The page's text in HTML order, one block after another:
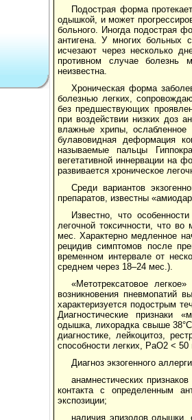
Подострая форма
одышкой, и может
больного. Иногда подострая
антигена. У многих больных
исчезают через несколько
противном случае болезнь
неизвестна.
Хроническая форма
болезнью легких,
без предшествующих
при воздействии низких доз
влажные хрипы, ослабленное
булавовидная деформация
называемые пальцы
вегетативной иннервации на
развивается хроническое
Среди вариантов
препаратов, известны
Известно, что
легочной токсичности, что
мес. Характерно медленное
рецидив симптомов после
временном интервале от
среднем через 18–24 мес.).
«Метотрексатовое
возникновения пневмопатий
характеризуется подострым
Диагностические признаки
одышка, лихорадка свыше
диагностике, лейкоцитоз,
способности легких, PaO2 <
Диагноз экзогенного
анамнестических
контакта с определенным
экспозиции;
наличия эпизодов